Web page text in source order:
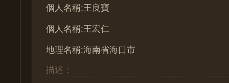
個人名稱:王良寶
個人名稱:王宏仁
地理名稱:海南省海口市
描述：